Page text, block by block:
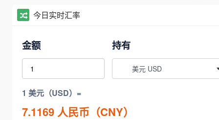
今日实时汇率
金额 持有
美元 USD
1 美元（USD）=
7.1169 人民币（CNY）